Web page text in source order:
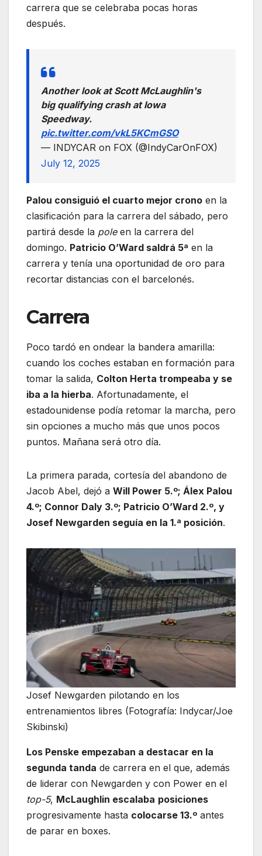
carrera que se celebraba pocas horas
después.
Another look at Scott McLaughlin's
big qualifying crash at Iowa
Speedway.
pic.twitter.com/vkL5KCmGSO
— INDYCAR on FOX (@IndyCarOnFOX)
July 12, 2025
Palou consiguió el cuarto mejor crono en la
clasificación para la carrera del sábado, pero
partirá desde la pole en la carrera del
domingo. Patricio O’Ward saldrá 5ª en la
carrera y tenía una oportunidad de oro para
recortar distancias con el barcelonés.
Carrera
Poco tardó en ondear la bandera amarilla:
cuando los coches estaban en formación para
tomar la salida, Colton Herta trompeaba y se
iba a la hierba. Afortunadamente, el
estadounidense podía retomar la marcha, pero
sin opciones a mucho más que unos pocos
puntos. Mañana será otro día.
La primera parada, cortesía del abandono de
Jacob Abel, dejó a Will Power 5.º; Álex Palou
4.º; Connor Daly 3.º; Patricio O’Ward 2.º, y
Josef Newgarden seguía en la 1.ª posición.
Josef Newgarden pilotando en los
entrenamientos libres (Fotografía: Indycar/Joe
Skibinski)
Los Penske empezaban a destacar en la
segunda tanda de carrera en el que, además
de liderar con Newgarden y con Power en el
top-5, McLaughlin escalaba posiciones
progresivamente hasta colocarse 13.º antes
de parar en boxes.